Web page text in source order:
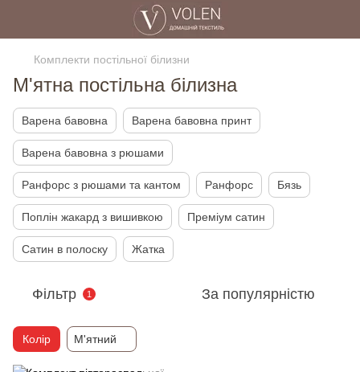
Комплекти постільної білизни
М'ятна постільна білизна
Варена бавовна Варена бавовна принт
Варена бавовна з рюшами
Ранфорс з рюшами та кантом Ранфорс Бязь
Поплін жакард з вишивкою Преміум сатин
Сатин в полоску Жатка
Фільтр 1 За популярністю
Колір М'ятний